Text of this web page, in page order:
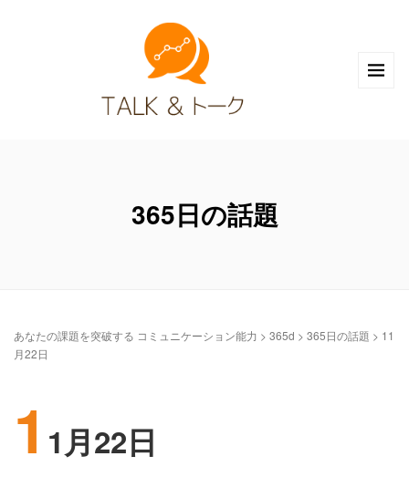
365日の話題
あなたの課題を突破する コミュニケーション能力 > 365d > 365日の話題 > 11
月22日
1 1月22日